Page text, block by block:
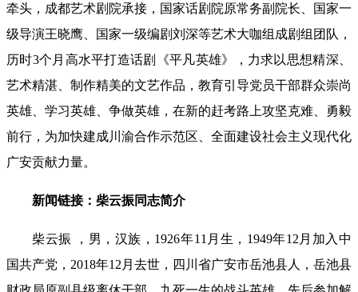
牵头，成都艺术剧院承接，国家话剧院原常务副院长、国家一
级导演王晓鹰、国家一级编剧刘深等艺术大咖组成剧组团队，
历时3个月高水平打造话剧《平凡英雄》，力求以思想精深、
艺术精湛、制作精美的文艺作品，教育引导党员干部群众崇尚
英雄、学习英雄、争做英雄，在新的赶考路上攻坚克难、勇毅
前行，为加快建成川渝合作示范区、全面建设社会主义现代化
广安贡献力量。
新闻链接：柴云振同志简介
柴云振 ，男，汉族，1926年11月生，1949年12月加入中
国共产党，2018年12月去世，四川省广安市岳池县人，岳池县